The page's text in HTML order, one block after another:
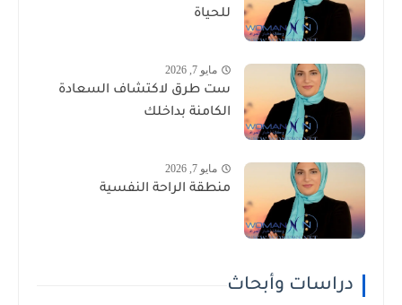
للحياة
مايو 7, 2026
ست طرق لاكتشاف السعادة
الكامنة بداخلك
مايو 7, 2026
منطقة الراحة النفسية
دراسات وأبحاث